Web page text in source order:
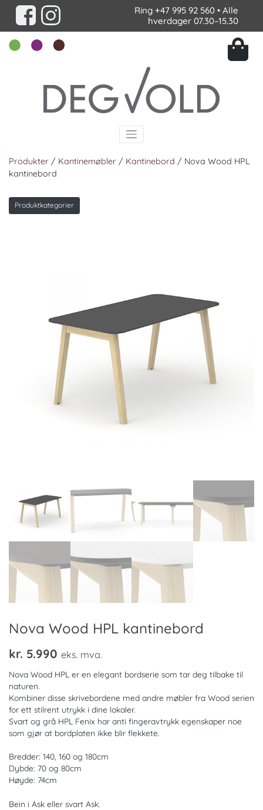
Ring +47 995 92 560 • Alle
hverdager 07.30–15.30
Produkter / Kantinemøbler / Kantinebord / Nova Wood HPL
kantinebord
Produktkategorier
Nova Wood HPL kantinebord
kr. 5.990 eks. mva.
Nova Wood HPL er en elegant bordserie som tar deg tilbake til
naturen.
Kombiner disse skrivebordene med andre møbler fra Wood serien
for ett stilrent utrykk i dine lokaler.
Svart og grå HPL Fenix har anti fingeravtrykk egenskaper noe
som gjør at bordplaten ikke blir flekkete.
Bredder: 140, 160 og 180cm
Dybde: 70 og 80cm
Høyde: 74cm
Bein i Ask eller svart Ask.